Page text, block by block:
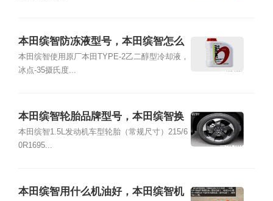
本田缤智防冻液型号，本田缤智怎么
加防冻液
本田缤智使用原厂本田TYPE-2乙二醇型冷却液，
冰点-35摄氏度...
本田缤智轮胎品牌型号，本田缤智换
什么轮胎好
本田缤智1.5L发动机车型轮胎（常规尺寸）215/6
0R1695...
本田缤智用什么机油好，本田缤智机